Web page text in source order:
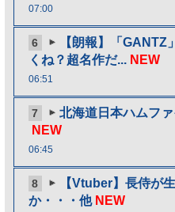
07:00
6
【朗報】「GANTZ
くね？超名作だ... NEW
06:51
7
北海道日本ハムフ
NEW
06:45
8
【Vtuber】長侍が
か・・・他 NEW